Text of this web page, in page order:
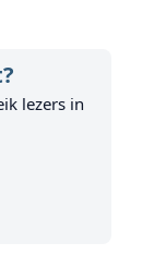
lezers in